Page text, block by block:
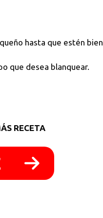
hasta que estén bien
que desea blanquear.
RECETA